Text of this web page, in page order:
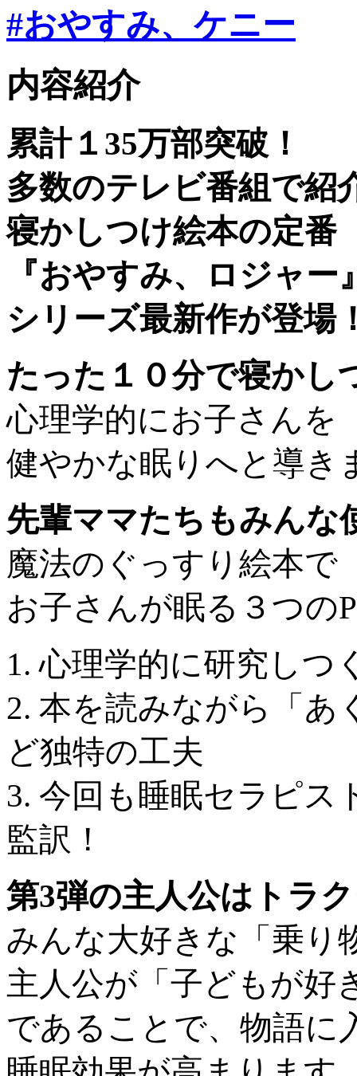
#おやすみ、ケニー
内容紹介
累計１35万部突破！
多数のテレビ番組で紹
寝かしつけ絵本の定番
『おやすみ、ロジャー
シリーズ最新作が登場
たった１０分で寝かし
心理学的にお子さんを
健やかな眠りへと導き
先輩ママたちもみんな
魔法のぐっすり絵本で
お子さんが眠る３つの
1. 心理学的に研究しつ
2. 本を読みながら「あ
ど独特の工夫
3. 今回も睡眠セラピス
監訳！
第3弾の主人公はトラ
みんな大好きな「乗り
主人公が「子どもが好
であることで、物語に